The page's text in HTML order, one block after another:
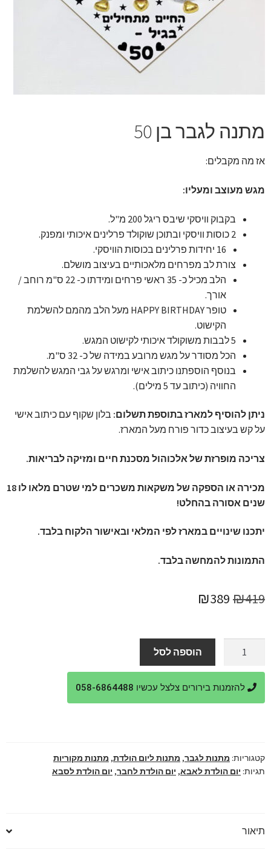
מתנה לגבר בן 50
אז מה מקבלים:
מגש מעוצב ומעליו:
בקבוק וויסקי שיבס ריגל 200 מ"ל.
2 כוסות וויסקי ובתוכן שוקולד פרלינים איכותי ומפנק.
16 יחידות פרלינים בכוסות הוויסקי.
צורת לב מפרחים מלאכותיים בעיצוב מושלם.
הלב מכיל כ- 35 ראשי פרחים ומידתו כ- 22 ס"מ רוחב /
אורך.
טופר HAPPY BIRTHDAY מעל הלב מהמם להשלמת
הקישוט.
5 לבבות משוקולד איכותי לקישוט המגש.
הכל מסודר על מגש מרובע במידה של כ- 32 ס"מ.
בנוסף הוספתנו כיתוב אישי ומרגש על גבי המגש להשלמת
החוויה (כיתוב עד 5 מילים).
ניתן להוסיף למארז בתוספת תשלום: בלון שקוף עם כיתוב אישי
על קש בעיצוב כדור פורח מעל המארז.
צריכה מופרזת של אלכוהול מסכנת חיים ומזיקה לבריאות.
מכירה או הספקה של משקאות משכרים למי שטרם מלאו לו 18
שנים אסורה בהחלט!
יתכנו שינויים במארז לפי המלאי ובאישור הלקוח בלבד.
התמונות להמחשה בלבד.
₪419
המחיר
היה:
₪419.
₪389
הוא:
₪389.
מתנה
לגבר
בן
הוספה לסל
להזמנות בירורים צלצל עכשיו 058-6864488
קטגוריות: מתנות לגבר, מתנות ליום הולדת, מתנות מקוריות
תגיות: יום הולדת לאבא, יום הולדת לחבר, יום הולדת לסבא
תיאור